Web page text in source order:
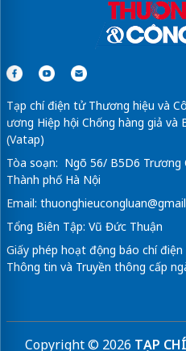
Tạp chí điện tử Thương hiệu và
ương Hiệp hội Chống hàng giả
(Vatap)
Tòa soạn: Ngõ 56/ B5D6 Trương
Thành phố Hà Nội
Email:
Tổng Biên Tập: Vũ Đức Thuận
Giấy phép hoạt động báo chí
Thông tin và Truyền thông cấp
Copyright © 2026 TẠP